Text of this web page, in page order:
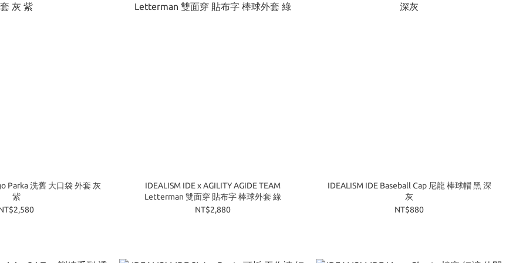
Parka 洗舊 大口袋 外套 灰
紫
​IDEALISM IDE x AGILITY AGIDE TEAM
Letterman 雙面穿 貼布字 棒球外套 綠
NT$2,880
IDEALISM IDE Baseball Cap 尼龍 棒球帽 黑 深
灰
NT$880